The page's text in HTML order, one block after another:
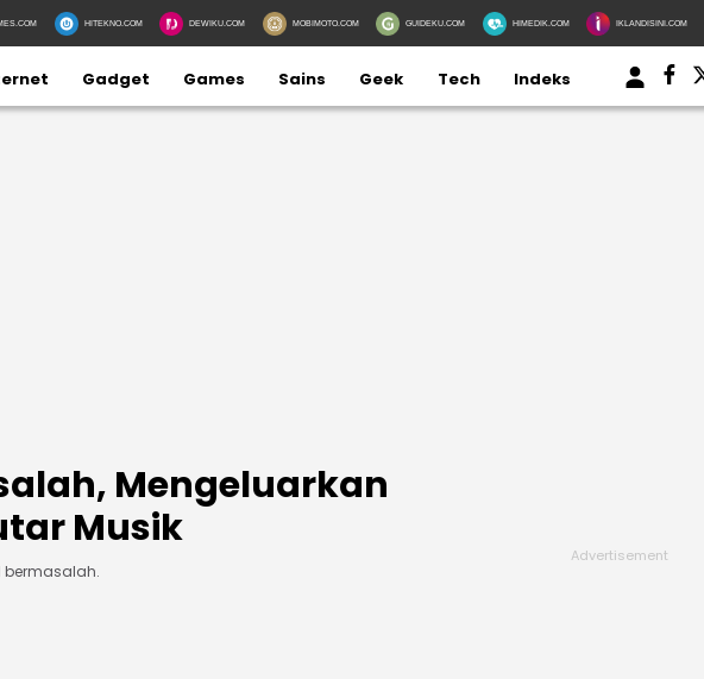
HITEKNO.COM DEWIKU.COM MOBIMOTO.COM GUIDEKU.COM HIMEDIK.COM IKLANDISINI.COM
Gadget Games Sains Geek Tech Indeks
Mengeluarkan
Musik
bermasalah.